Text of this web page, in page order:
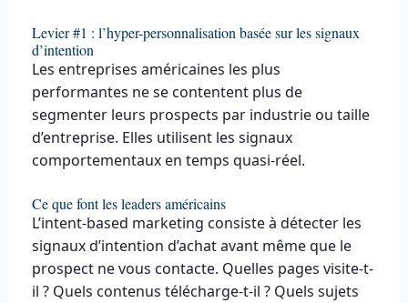
Levier #1 : l’hyper-personnalisation basée sur les signaux
d’intention
Les entreprises américaines les plus
performantes ne se contentent plus de
segmenter leurs prospects par industrie ou taille
d’entreprise. Elles utilisent les signaux
comportementaux en temps quasi-réel.
Ce que font les leaders américains
L’intent-based marketing consiste à détecter les
signaux d’intention d’achat avant même que le
prospect ne vous contacte. Quelles pages visite-t-
il ? Quels contenus télécharge-t-il ? Quels sujets